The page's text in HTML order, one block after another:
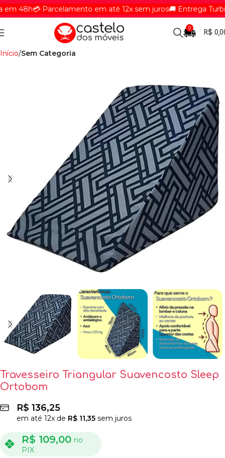
48h💳 Parcelamento em até 12x sem juros🚚 Entrega
0
R$
Início Sem Categoria
Travesseiro Triangular Suavencosto Sleep
Ortobom
R$ 136,25
em até 12x de R$ 11,35 sem juros
R$ 109,00 no
PIX